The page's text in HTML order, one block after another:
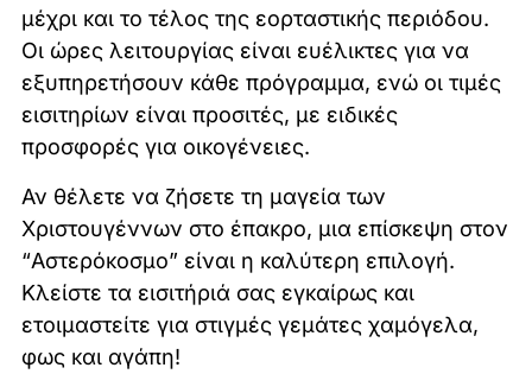
μέχρι και το τέλος της εορταστικής περιόδου.
Οι ώρες λειτουργίας είναι ευέλικτες για να
εξυπηρετήσουν κάθε πρόγραμμα, ενώ οι τιμές
εισιτηρίων είναι προσιτές, με ειδικές
προσφορές για οικογένειες.
Αν θέλετε να ζήσετε τη μαγεία των
Χριστουγέννων στο έπακρο, μια επίσκεψη στον
“Αστερόκοσμο” είναι η καλύτερη επιλογή.
Κλείστε τα εισιτήριά σας εγκαίρως και
ετοιμαστείτε για στιγμές γεμάτες χαμόγελα,
φως και αγάπη!